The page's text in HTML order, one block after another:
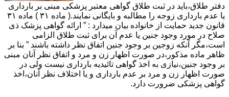
دفتر طلاق،باید در ثبت طلاق گواهی معتبر پزشکی مبنی بر بارداری
یا عدم بارداری زوجه را مطالبه و بایگانی نمایند.( ماده ۳۱ ) ماده ۳۱
قانون جدید حمایت از خانواده بیان میدارد : ” ارائه گواهی پزشک ذی
صلاح در مورد وجود جنین یا عدم آن برای ثبت طلاق الزامی
است،مگر آنکه زوجین بر وجود جنین اتفاق نظر داشته باشند ” بنا بر
ظاهر ماده مذکور،در صورت اظهار زن و مرد و اتفاق نظر آنان مبنی
بر وجود جنین،نیازی به اخذ گواهی تائیدیه بارداری نیست ولی در
صورت اظهار زن و مرد بر عدم بارداری و یا اختلاف نظر آنان،اخذ
گواهی پزشکی ضرورت دارد.